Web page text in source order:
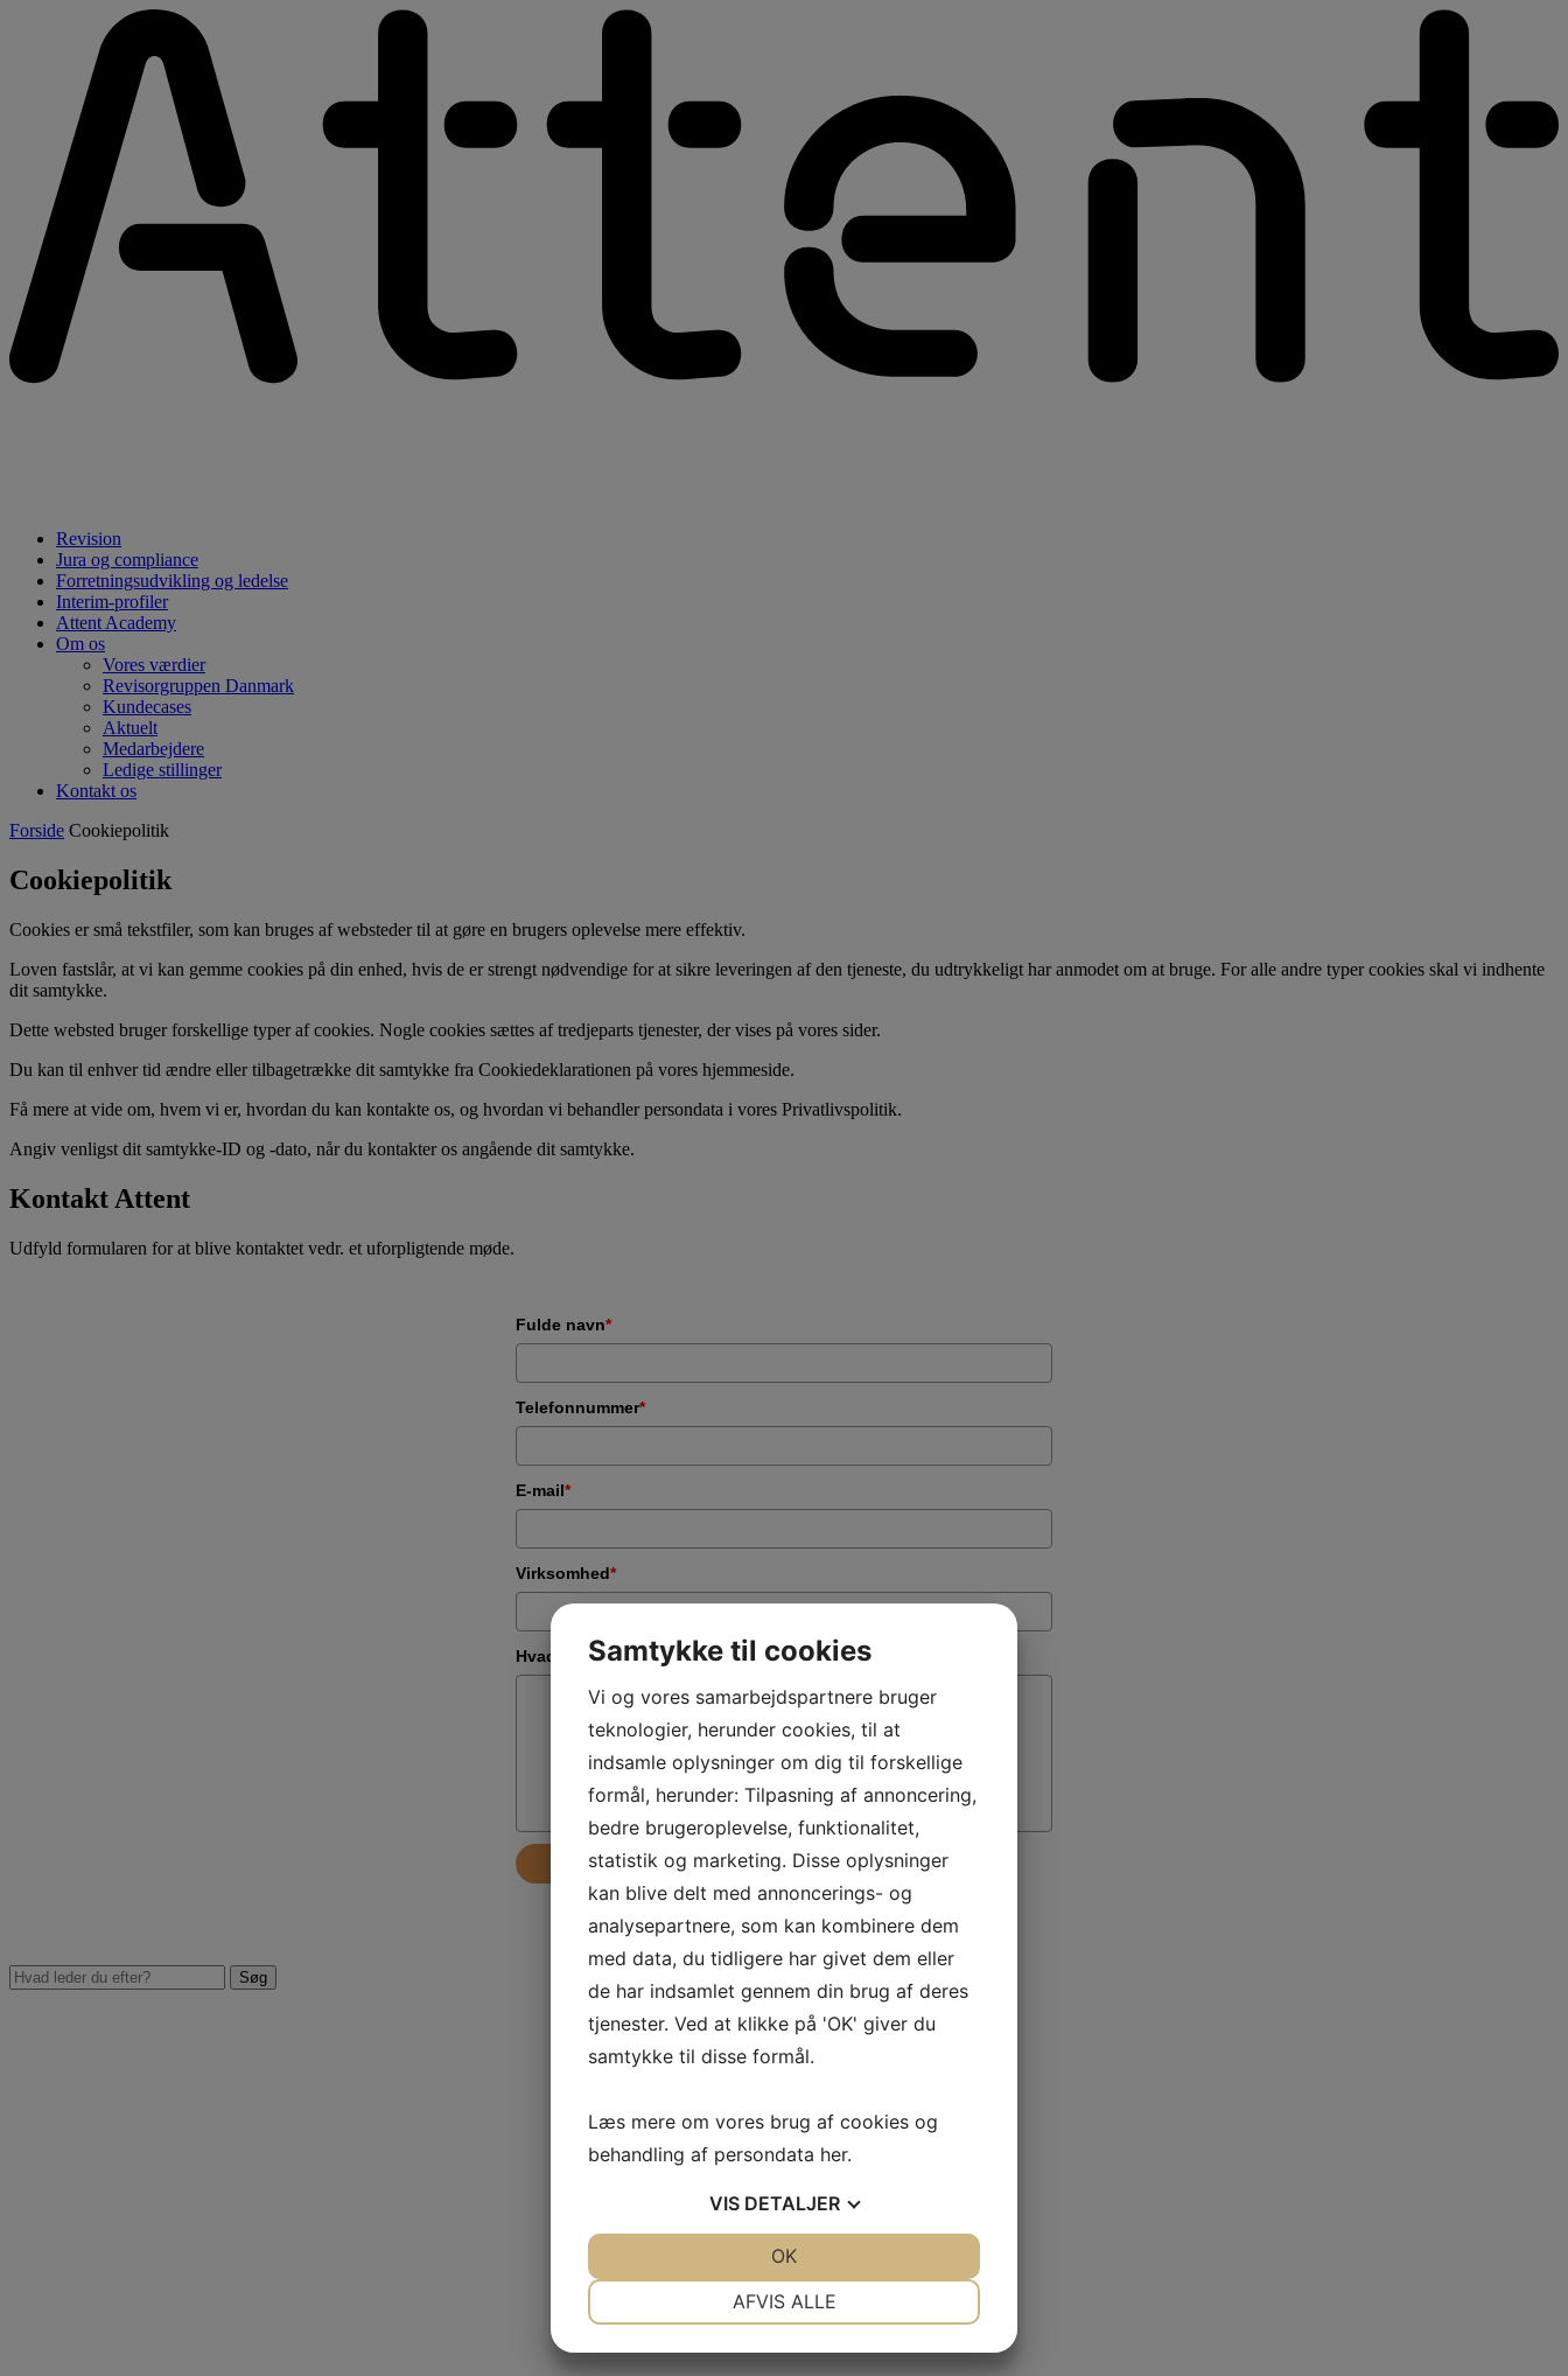
Revision
Jura og compliance
Forretningsudvikling og ledelse
Interim-profiler
Attent Academy
Om os
Vores værdier
Revisorgruppen Danmark
Kundecases
Aktuelt
Medarbejdere
Ledige stillinger
Kontakt os
Forside Cookiepolitik
Cookiepolitik
Cookies er små tekstfiler, som kan bruges af websteder til at gøre en brugers oplevelse mere effektiv.
Loven fastslår, at vi kan gemme cookies på din enhed, hvis de er strengt nødvendige for at sikre leveringen af den tjeneste, du udtrykkeligt har anmodet om at bruge. For alle andre typer cookies skal vi indhente
dit samtykke.
Dette websted bruger forskellige typer af cookies. Nogle cookies sættes af tredjeparts tjenester, der vises på vores sider.
Du kan til enhver tid ændre eller tilbagetrække dit samtykke fra Cookiedeklarationen på vores hjemmeside.
Få mere at vide om, hvem vi er, hvordan du kan kontakte os, og hvordan vi behandler persondata i vores Privatlivspolitik.
Angiv venligst dit samtykke-ID og -dato, når du kontakter os angående dit samtykke.
Kontakt Attent
Udfyld formularen for at blive kontaktet vedr. et uforpligtende møde.
Fulde navn*
Telefonnummer*
E-mail*
Virksomhed*
Hvad drejer din henvendelse sig om?*
Send
Samtykke til cookies
Vi og vores samarbejdspartnere bruger
teknologier, herunder cookies, til at
indsamle oplysninger om dig til forskellige
formål, herunder: Tilpasning af annoncering,
bedre brugeroplevelse, funktionalitet,
statistik og marketing. Disse oplysninger
kan blive delt med annoncerings- og
analysepartnere, som kan kombinere dem
med data, du tidligere har givet dem eller
de har indsamlet gennem din brug af deres
tjenester. Ved at klikke på 'OK' giver du
samtykke til disse formål.
Læs mere om vores brug af cookies og
behandling af persondata her.
VIS DETALJER
AFVIS ALLE
OK